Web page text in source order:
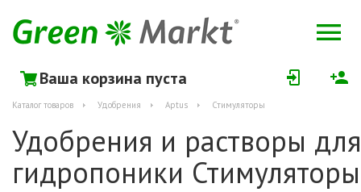
Ваша корзина пуста
Каталог товаров Удобрения Aptus Стимуляторы
Удобрения и растворы для
гидропоники Стимуляторы